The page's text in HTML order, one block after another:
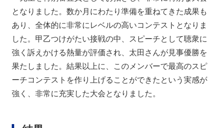
となりました。数か月にわたり準備を重ねてきた成果も
あり、全体的に非常にレベルの高いコンテストとなりま
した。甲乙つけがたい接戦の中、スピーチとして聴衆に
強く訴えかける熱量が評価され、太田さんが見事優勝を
果たしました。結果以上に、このメンバーで最高のスピ
ーチコンテストを作り上げることができたという実感が
強く、非常に充実した大会となりました。